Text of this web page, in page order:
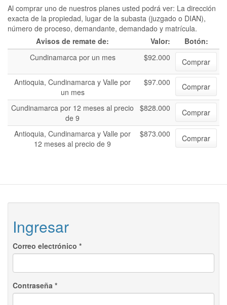
Al comprar uno de nuestros planes usted podrá ver: La dirección
exacta de la propiedad, lugar de la subasta (juzgado o DIAN),
número de proceso, demandante, demandado y matrícula.
Avisos de remate de:
Valor:
Botón:
Cundinamarca por un mes
$92.000
Comprar
Antioquia, Cundinamarca y Valle por
un mes
$97.000 Comprar
Cundinamarca por 12 meses al precio
de 9
$828.000 Comprar
Antioquia, Cundinamarca y Valle por
12 meses al precio de 9
$873.000 Comprar
Ingresar
Correo electrónico *
Contraseña *